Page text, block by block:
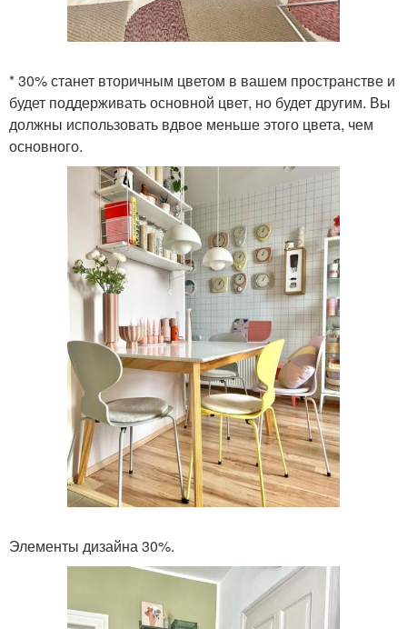
* 30% станет вторичным цветом в вашем пространстве и
будет поддерживать основной цвет, но будет другим. Вы
должны использовать вдвое меньше этого цвета, чем
основного.
Элементы дизайна 30%.